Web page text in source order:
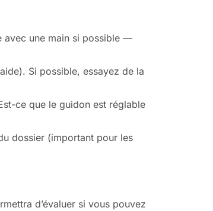
avec une main si possible —
Si possible, essayez de la
ce que le guidon est réglable
dossier (important pour les
d’évaluer si vous pouvez